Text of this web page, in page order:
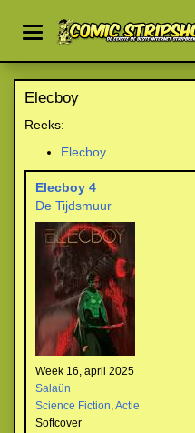
Elecboy
Reeks:
Elecboy
Elecboy 4
De Tijdsmuur
Week 16, april 2025
Salaün
Science Fiction,Actie
Softcover